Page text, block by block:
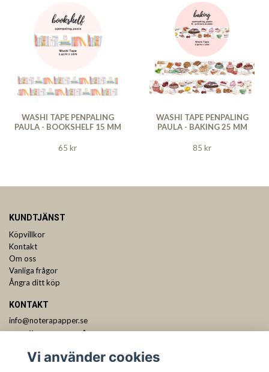
WASHI TAPE PENPALING
PAULA - BOOKSHELF 15 MM
65 kr
WASHI TAPE PENPALING
PAULA - BAKING 25 MM
85 kr
KUNDTJÄNST
Köpvillkor
Kontakt
Om oss
Vanliga frågor
Ångra ditt köp
KONTAKT
info@noterapapper.se
Vi använder cookies